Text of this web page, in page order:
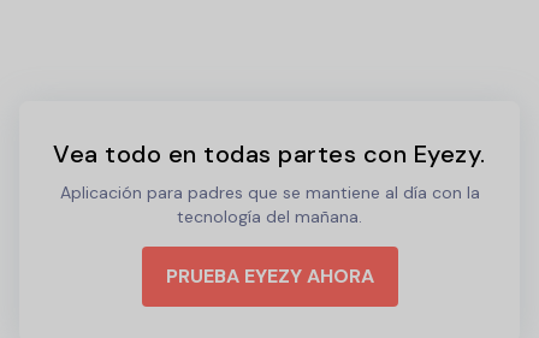
Vea todo en todas partes con Eyezy.
Aplicación para padres que se mantiene al día con la
tecnología del mañana.
PRUEBA EYEZY AHORA